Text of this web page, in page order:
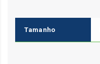
Tamanho